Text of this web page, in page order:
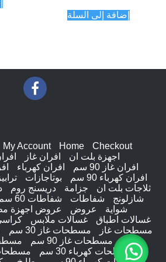
إضافة إلى السلة
Checkout
Home
My Account
اجهزة بلت ان
افران غاز
افران غاز 90 سم
افران كهرباء
افران كهرباء 90 سم
بوتاجازات
ثلاجات بلت ان
جزامة دريسنج روم
شازلونج
شفاطات شفاطات 60 سم
شواية
عروض عروض اجهزة
غسالات اطباق
غسالات ملابس
مسطحات غاز
مسطحات غاز 30 سم
مسطحات غاز 90 سم
مسطحات كهرباء 30 سم
مسطحات